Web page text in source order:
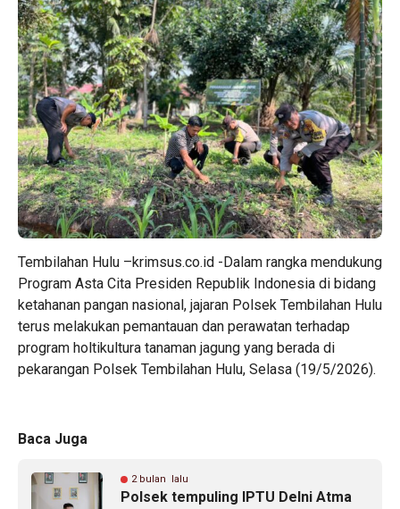
Tembilahan Hulu –krimsus.co.id -Dalam rangka mendukung
Program Asta Cita Presiden Republik Indonesia di bidang
ketahanan pangan nasional, jajaran Polsek Tembilahan Hulu
terus melakukan pemantauan dan perawatan terhadap
program holtikultura tanaman jagung yang berada di
pekarangan Polsek Tembilahan Hulu, Selasa (19/5/2026).
Baca Juga
2 bulan lalu
Polsek tempuling IPTU Delni Atma